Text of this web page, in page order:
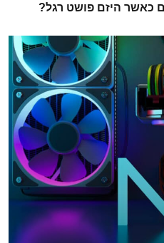
כאשר היזם פושט רגל?